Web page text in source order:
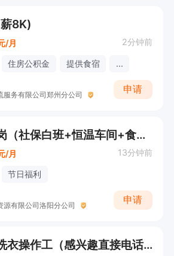
8K)
/月 2分钟前
住房公积金 提供食宿 ...
服务有限公司郑州分公司
申请
洛龙央企军工岗（社保白班+恒温车间+食宿舒适）
/月 13分钟前
节日福利
源有限公司洛阳分公司
申请
武汉路兰其尔洗衣操作工（感兴趣直接电话联系）